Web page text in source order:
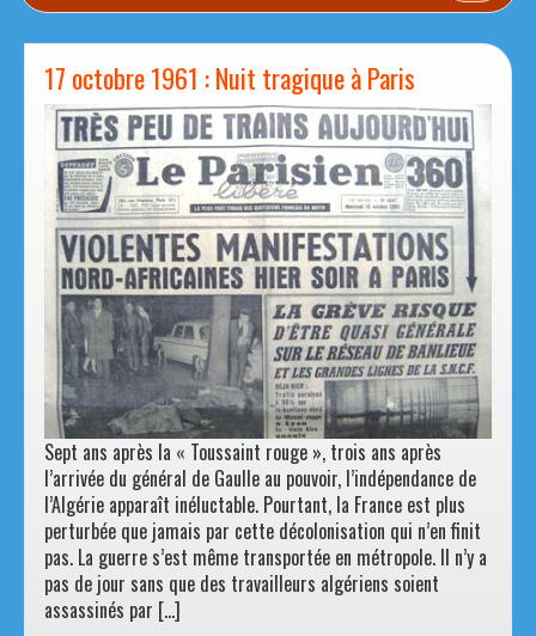
17 octobre 1961 : Nuit tragique à Paris
Sept ans après la « Toussaint rouge », trois ans après
l’arrivée du général de Gaulle au pouvoir, l’indépendance de
l’Algérie apparaît inéluctable. Pourtant, la France est plus
perturbée que jamais par cette décolonisation qui n’en finit
pas. La guerre s’est même transportée en métropole. Il n’y a
pas de jour sans que des travailleurs algériens soient
assassinés par […]